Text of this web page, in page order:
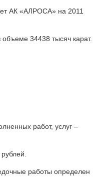
АК «АЛРОСА» на 2011
34438 тысяч карат.
работ, услуг –
работы определен